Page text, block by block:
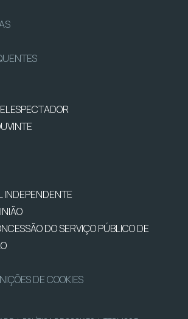
INDEPENDENTE
DO SERVIÇO PÚBLICO DE
DE COOKIES